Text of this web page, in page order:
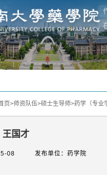
页>师资队伍>硕士生导师>药学（专业
王国才
08 发布单位：药学院